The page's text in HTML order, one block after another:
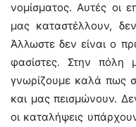
νομίσματος. Αυτές οι
μας καταστέλλουν,
Άλλωστε δεν είναι ο
φασίστες. Στην πόλη
γνωρίζουμε καλά πως
και μας πεισμώνουν.
οι καταλήψεις